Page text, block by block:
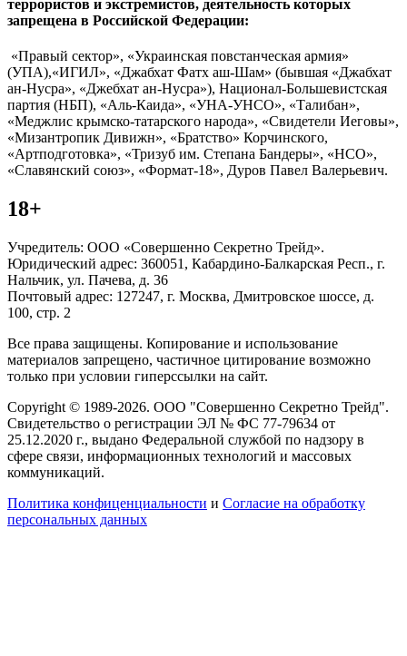
террористов и экстремистов, деятельность которых
запрещена в Российской Федерации:
«Правый сектор», «Украинская повстанческая армия»
(УПА),«ИГИЛ», «Джабхат Фатх аш-Шам» (бывшая «Джабхат
ан-Нусра», «Джебхат ан-Нусра»), Национал-Большевистская
партия (НБП), «Аль-Каида», «УНА-УНСО», «Талибан»,
«Меджлис крымско-татарского народа», «Свидетели Иеговы»,
«Мизантропик Дивижн», «Братство» Корчинского,
«Артподготовка», «Тризуб им. Степана Бандеры», «НСО»,
«Славянский союз», «Формат-18», Дуров Павел Валерьевич.
18+
Учредитель: ООО «Совершенно Секретно Трейд».
Юридический адрес: 360051, Кабардино-Балкарская Респ., г.
Нальчик, ул. Пачева, д. 36
Почтовый адрес: 127247, г. Москва, Дмитровское шоссе, д.
100, стр. 2
Все права защищены. Копирование и использование
материалов запрещено, частичное цитирование возможно
только при условии гиперссылки на сайт.
Copyright © 1989-2026. ООО "Совершенно Секретно Трейд".
Свидетельство о регистрации ЭЛ № ФС 77-79634 от
25.12.2020 г., выдано Федеральной службой по надзору в
сфере связи, информационных технологий и массовых
коммуникаций.
Политика конфиценциальности и Согласие на обработку
персональных данных